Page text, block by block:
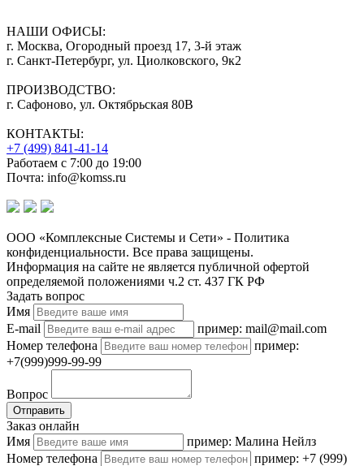
НАШИ ОФИСЫ:
г. Москва, Огородный проезд 17, 3-й этаж
г. Санкт-Петербург, ул. Циолковского, 9к2
ПРОИЗВОДСТВО:
г. Сафоново, ул. Октябрьская 80В
КОНТАКТЫ:
+7 (499) 841-41-14
Работаем с 7:00 до 19:00
Почта: info@komss.ru
ООО «Комплексные Системы и Сети» - Политика
конфиденциальности. Все права защищены.
Информация на сайте не является публичной офертой
определяемой положениями ч.2 ст. 437 ГК РФ
Задать вопрос
Имя
E-mail
пример: mail@mail.com
Номер телефона
пример:
+7(999)999-99-99
Вопрос
Отправить
Заказ онлайн
Имя
пример: Малина Нейлз
Номер телефона
пример: +7 (999)